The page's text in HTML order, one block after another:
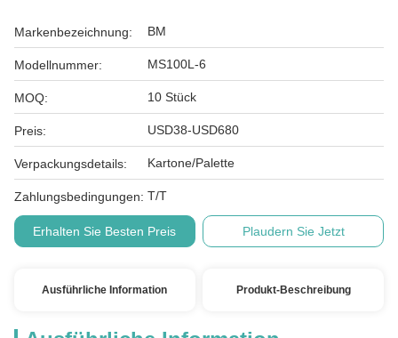
Markenbezeichnung: BM
Modellnummer: MS100L-6
MOQ: 10 Stück
Preis: USD38-USD680
Verpackungsdetails: Kartone/Palette
Zahlungsbedingungen: T/T
Erhalten Sie Besten Preis Plaudern Sie Jetzt
Ausführliche Information Produkt-Beschreibung